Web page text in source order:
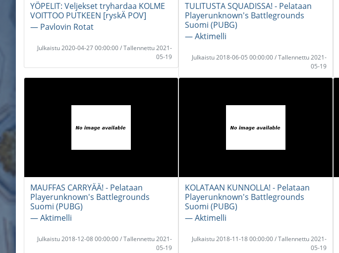
YÖPELIT: Veljekset tryhardaa KOLME
VOITTOO PUTKEEN [ryskÄ POV]
― Pavlovin Rotat
Julkaistu 2020-04-27 00:00:00 / Tallennettu 2021-
05-19
TULITUSTA SQUADISSA! - Pelataan
Playerunknown's Battlegrounds
Suomi (PUBG)
― Aktimelli
Julkaistu 2018-06-05 00:00:00 / Tallennettu 2021-
05-19
MAUFFAS CARRYÄÄ! - Pelataan
Playerunknown's Battlegrounds
Suomi (PUBG)
― Aktimelli
Julkaistu 2018-12-08 00:00:00 / Tallennettu 2021-
05-19
KOLATAAN KUNNOLLA! - Pelataan
Playerunknown's Battlegrounds
Suomi (PUBG)
― Aktimelli
Julkaistu 2018-11-18 00:00:00 / Tallennettu 2021-
05-19